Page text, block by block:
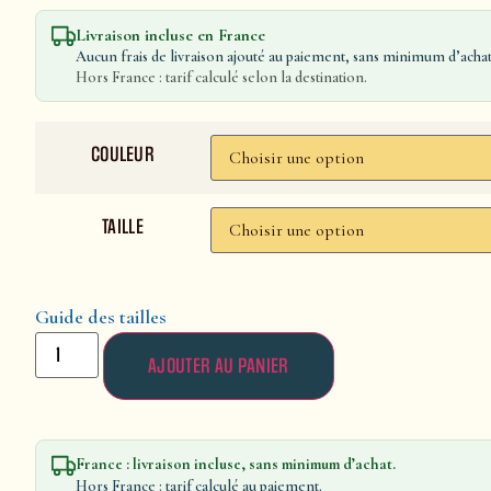
Livraison incluse en France
Aucun frais de livraison ajouté au paiement, sans minimum
Hors France : tarif calculé selon la destination.
COULEUR
TAILLE
Guide des tailles
AJOUTER AU PANIER
France : livraison incluse, sans minimum d’achat.
Hors France : tarif calculé au paiement.